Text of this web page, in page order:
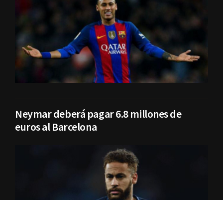
Neymar deberá pagar 6.8 millones de
euros al Barcelona